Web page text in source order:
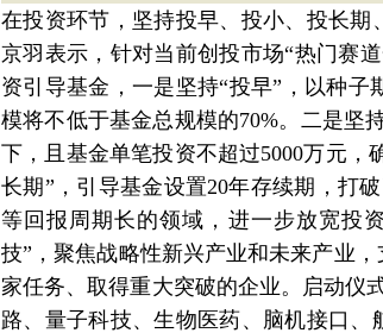
在投资环节，坚持投早、投小、投长期
京羽表示，针对当前创投市场“热门赛
资引导基金，一是坚持“投早”，以种
模将不低于基金总规模的70%。二是坚
下，且基金单笔投资不超过5000万元，
长期”，引导基金设置20年存续期，打
等回报周期长的领域，进一步放宽投
技”，聚焦战略性新兴产业和未来产业
家任务、取得重大突破的企业。启动仪
路、量子科技、生物医药、脑机接口